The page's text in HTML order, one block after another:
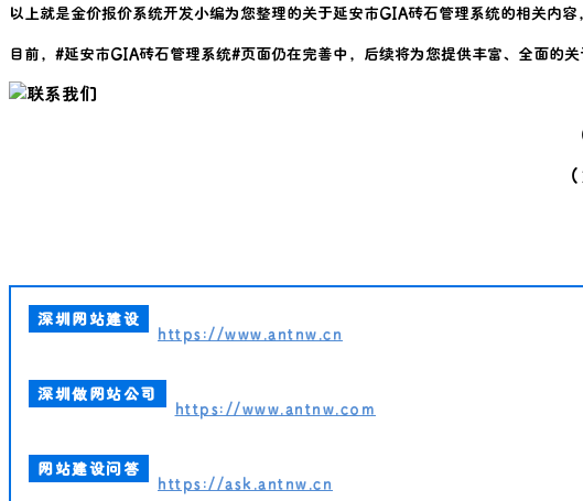
以上就是金价报价系统开发小编为您整理的关于延安市GIA砖石管理系统的相关内容
目前，#延安市GIA砖石管理系统#页面仍在完善中，后续将为您提供丰富、全面的
深圳网站建设
https://www.antnw.cn
深圳做网站公司
https://www.antnw.com
网站建设问答
https://ask.antnw.cn